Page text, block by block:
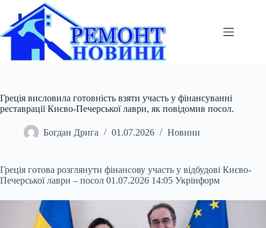
вмісту
Греція висловила готовність взяти участь у фінансуванні
реставрації Києво-Печерської лаври, як повідомив посол.
Богдан Дрига 01.07.2026 Новини
Греція готова розглянути фінансову участь у відбудові Києво-
Печерської лаври – посол 01.07.2026 14:05 Укрінформ